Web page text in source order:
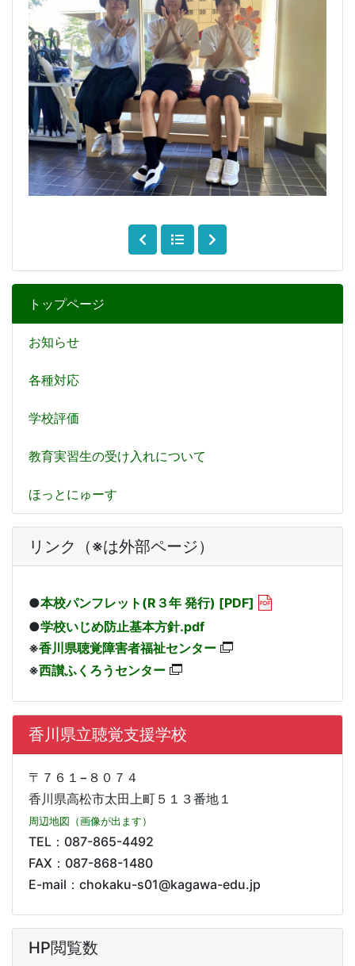
トップページ
お知らせ
各種対応
学校評価
教育実習生の受け入れについて
ほっとにゅーす
リンク（※は外部ページ）
●本校パンフレット(R３年 発行) [PDF]
●学校いじめ防止基本方針.pdf
※香川県聴覚障害者福祉センター
※西讃ふくろうセンター
香川県立聴覚支援学校
〒７６１−８０７４
香川県高松市太田上町５１３番地１
周辺地図（画像が出ます）
TEL：087-865-4492
FAX：087-868-1480
E-mail：chokaku-s01@kagawa-edu.jp
HP閲覧数